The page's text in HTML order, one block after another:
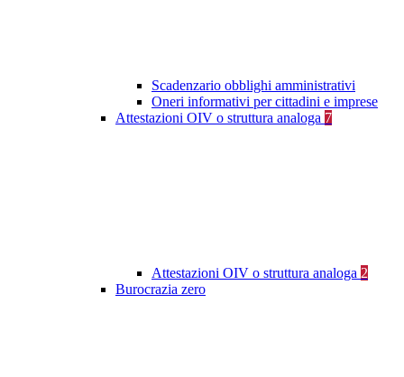
Scadenzario obblighi amministrativi
Oneri informativi per cittadini e imprese
Attestazioni OIV o struttura analoga 7
Attestazioni OIV o struttura analoga 2
Burocrazia zero